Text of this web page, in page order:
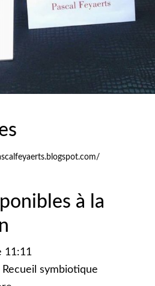
à la
11:11
Recueil symbiotique